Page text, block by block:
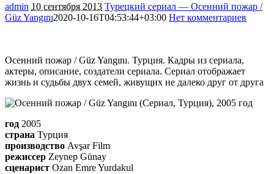
admin 10 сентября 2013 Турецкий сериал — Осенний пожар /
Güz Yangını2020-10-16T04:53:44+03:00 Нет комментариев
Осенний пожар / Güz Yangını. Турция. Кадры из сериала,
актеры, описание, создатели сериала. Сериал отображает
жизнь и судьбы двух семей, живущих не далеко друг от друга
год 2005
страна Турция
производство Avşar Film
режиссер Zeynep Günay
сценарист Ozan Emre Yurdakul